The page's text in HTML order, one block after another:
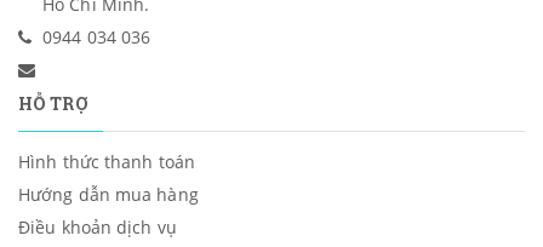
0944 034 036
HỖ TRỢ
Hình thức thanh toán
Hướng dẫn mua hàng
Điều khoản dịch vụ